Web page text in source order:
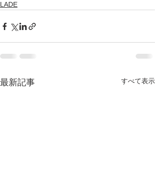
LADE
最新記事 すべて表示